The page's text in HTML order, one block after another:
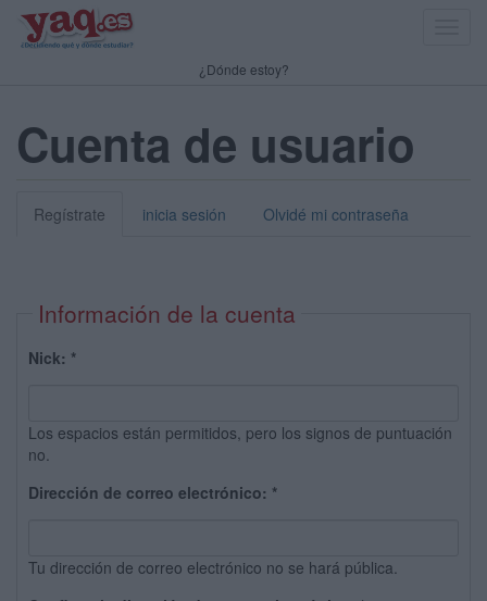
¿Dónde estoy?
Cuenta de usuario
Regístrate inicia sesión Olvidé mi contraseña
Información de la cuenta
Nick: *
Los espacios están permitidos, pero los signos de puntuación
no.
Dirección de correo electrónico: *
Tu dirección de correo electrónico no se hará pública.